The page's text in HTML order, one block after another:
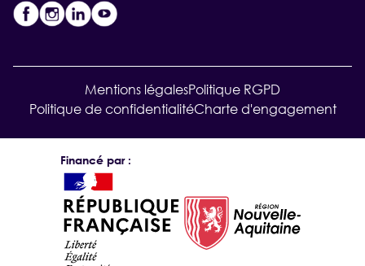
Mentions légalesPolitique RGPD
Politique de confidentialitéCharte d'engagement
Financé par :